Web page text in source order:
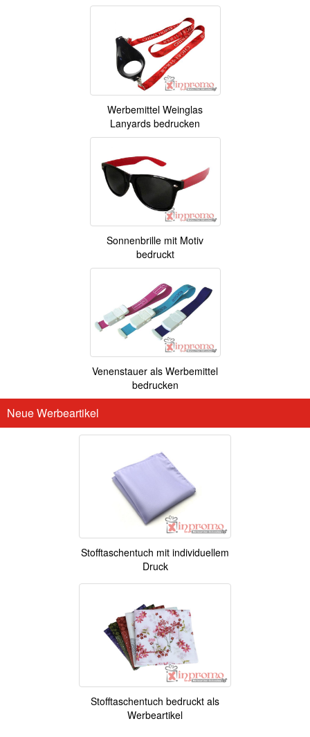
Werbemittel Weinglas
Lanyards bedrucken
Sonnenbrille mit Motiv
bedruckt
Venenstauer als Werbemittel
bedrucken
Neue Werbeartikel
Stofftaschentuch mit individuellem
Druck
Stofftaschentuch bedruckt als
Werbeartikel